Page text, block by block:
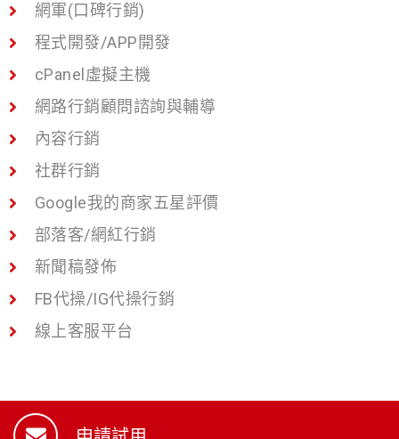
網軍(口碑行銷)
程式開發/APP開發
cPanel虛擬主機
網路行銷顧問諮詢與輔導
內容行銷
社群行銷
Google我的商家五星評價
部落客/網紅行銷
新聞稿發佈
FB代操/IG代操行銷
線上客服平台